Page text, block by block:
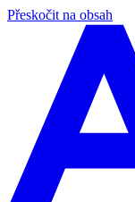
Přeskočit na obsah